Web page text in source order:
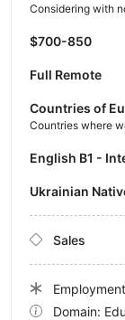
Considering with
$700-850
Full Remote
Countries of
Countries where
English B1 -
Ukrainian
Sales
Domain: